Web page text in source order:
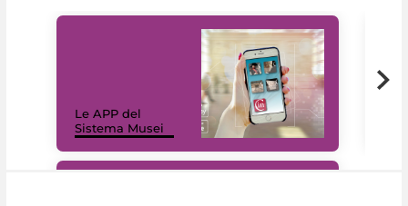
Le APP del
Sistema Musei